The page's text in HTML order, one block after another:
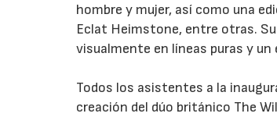
hombre y mujer, así como una
Eclat Heimstone, entre otras.
visualmente en líneas puras y
Todos los asistentes a la
creación del dúo británico The